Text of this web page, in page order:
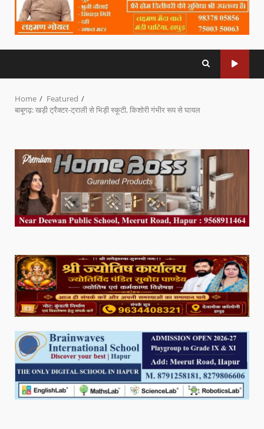
Home
Featured
बाबूगढ़: खड़ी ट्रैक्टर-ट्राली से भिड़ी स्कूटी, किशोरी गंभीर रूप से घायल